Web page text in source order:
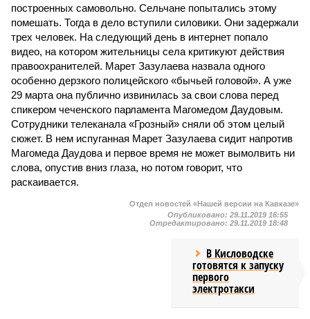
построенных самовольно. Сельчане попытались этому
помешать. Тогда в дело вступили силовики. Они задержали
трех человек. На следующий день в интернет попало
видео, на котором жительницы села критикуют действия
правоохранителей. Марет Зазулаева назвала одного
особенно дерзкого полицейского «бычьей головой». А уже
29 марта она публично извинилась за свои слова перед
спикером чеченского парламента Магомедом Даудовым.
Сотрудники телеканала «Грозный» сняли об этом целый
сюжет. В нем испуганная Марет Зазулаева сидит напротив
Магомеда Даудова и первое время не может вымолвить ни
слова, опустив вниз глаза, но потом говорит, что
раскаивается.
Отдел новостей «Нашей версии на Кавказе»
Опубликовано: 29.11.2019 16:55
Отредактировано: 29.11.2019 18:48
В Кисловодске
готовятся к запуску
первого
электротакси